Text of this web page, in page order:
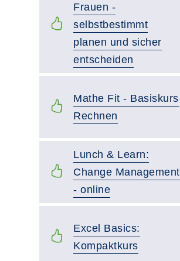
Frauen -
selbstbestimmt
planen und sicher
entscheiden
Mathe Fit - Basiskurs
Rechnen
Lunch & Learn:
Change Management
- online
Excel Basics:
Kompaktkurs